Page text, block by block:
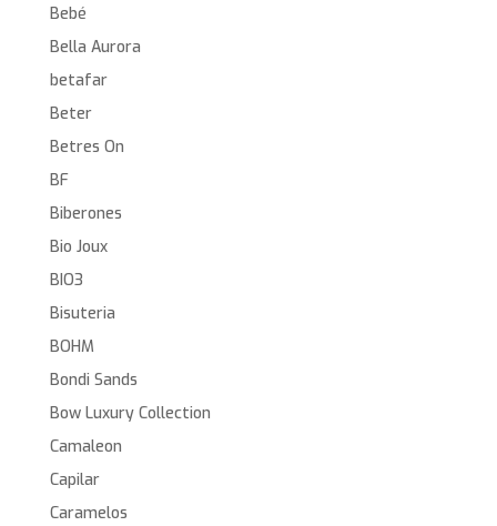
Bebé
Bella Aurora
betafar
Beter
Betres On
BF
Biberones
Bio Joux
BIO3
Bisuteria
BOHM
Bondi Sands
Bow Luxury Collection
Camaleon
Capilar
Caramelos